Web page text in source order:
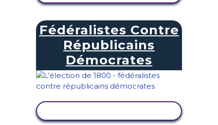
Fédéralistes Contre
Républicains
Démocrates